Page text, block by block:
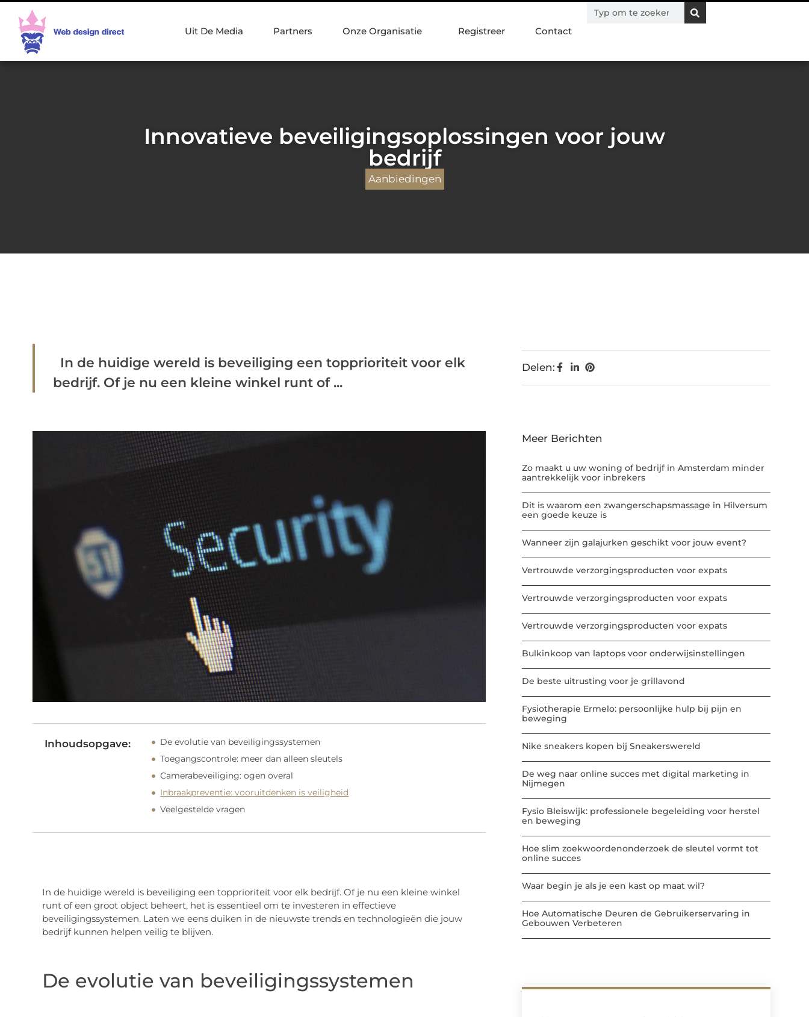
Uit De Media Partners Onze Organisatie Registreer Contact
Innovatieve beveiligingsoplossingen voor jouw
bedrijf
Aanbiedingen
In de huidige wereld is beveiliging een topprioriteit voor elk
bedrijf. Of je nu een kleine winkel runt of ...
Inhoudsopgave:
De evolutie van beveiligingssystemen
Toegangscontrole: meer dan alleen sleutels
Camerabeveiliging: ogen overal
Inbraakpreventie: vooruitdenken is veiligheid
Veelgestelde vragen
In de huidige wereld is beveiliging een topprioriteit voor elk bedrijf. Of je nu een kleine winkel
runt of een groot object beheert, het is essentieel om te investeren in effectieve
beveiligingssystemen. Laten we eens duiken in de nieuwste trends en technologieën die jouw
bedrijf kunnen helpen veilig te blijven.
De evolutie van beveiligingssystemen
Delen:
Meer Berichten
Zo maakt u uw woning of bedrijf in Amsterdam minder
aantrekkelijk voor inbrekers
Dit is waarom een zwangerschapsmassage in Hilversum
een goede keuze is
Wanneer zijn galajurken geschikt voor jouw event?
Vertrouwde verzorgingsproducten voor expats
Vertrouwde verzorgingsproducten voor expats
Vertrouwde verzorgingsproducten voor expats
Bulkinkoop van laptops voor onderwijsinstellingen
De beste uitrusting voor je grillavond
Fysiotherapie Ermelo: persoonlijke hulp bij pijn en
beweging
Nike sneakers kopen bij Sneakerswereld
De weg naar online succes met digital marketing in
Nijmegen
Fysio Bleiswijk: professionele begeleiding voor herstel
en beweging
Hoe slim zoekwoordenonderzoek de sleutel vormt tot
online succes
Waar begin je als je een kast op maat wil?
Hoe Automatische Deuren de Gebruikerservaring in
Gebouwen Verbeteren